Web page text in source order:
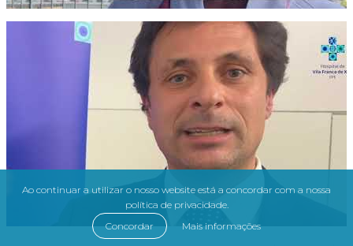
Ao continuar a utilizar o nosso website está a concordar com a nossa
política de privacidade.
Concordar
Mais informações